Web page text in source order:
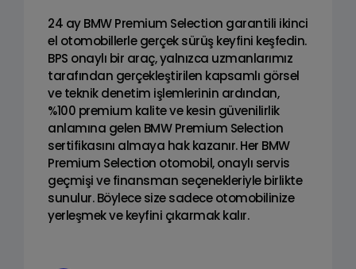
24 ay BMW Premium Selection garantili ikinci
el otomobillerle gerçek sürüş keyfini keşfedin.
BPS onaylı bir araç, yalnızca uzmanlarımız
tarafından gerçekleştirilen kapsamlı görsel
ve teknik denetim işlemlerinin ardından,
%100 premium kalite ve kesin güvenilirlik
anlamına gelen BMW Premium Selection
sertifikasını almaya hak kazanır. Her BMW
Premium Selection otomobil, onaylı servis
geçmişi ve finansman seçenekleriyle birlikte
sunulur. Böylece size sadece otomobilinize
yerleşmek ve keyfini çıkarmak kalır.